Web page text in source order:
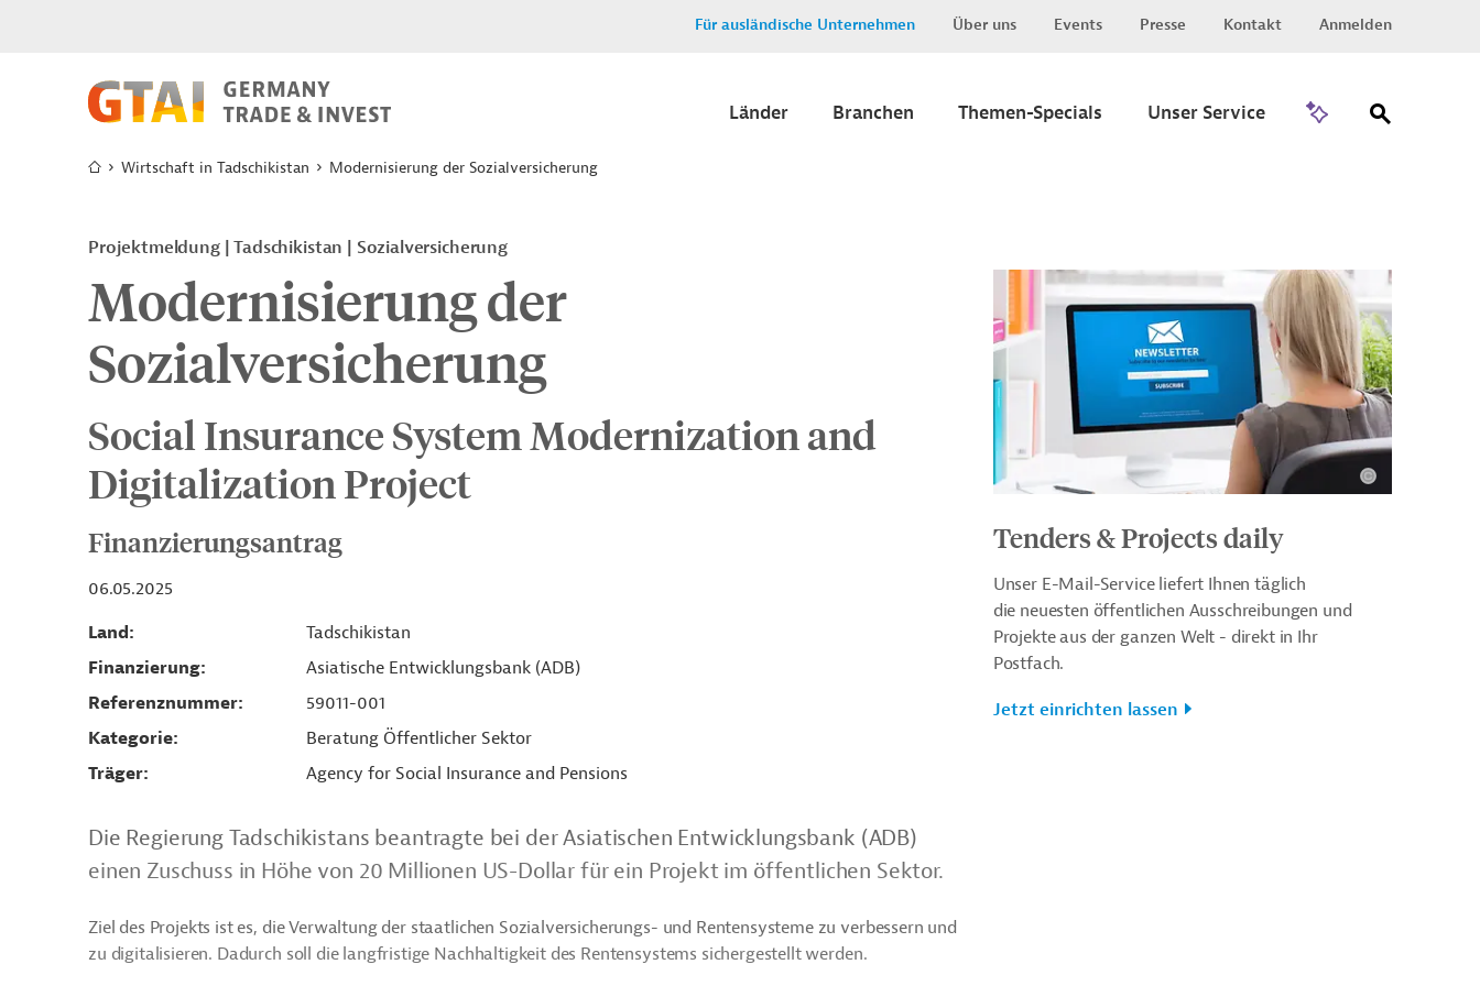
Für ausländische Unternehmen Über uns Events Presse Kontakt Anmelden
Länder Branchen Themen-Specials Unser Service
Wirtschaft in Tadschikistan Modernisierung der Sozialversicherung
Projektmeldung Tadschikistan Sozialversicherung
Modernisierung der
Sozialversicherung
Social Insurance System Modernization and
Digitalization Project
Finanzierungsantrag
06.05.2025
Land
Tadschikistan
Finanzierung
Asiatische Entwicklungsbank (ADB)
Referenznummer
59011-001
Kategorie
Beratung Öffentlicher Sektor
Träger
Agency for Social Insurance and Pensions
Die Regierung Tadschikistans beantragte bei der Asiatischen Entwicklungsbank (ADB)
einen Zuschuss in Höhe von 20 Millionen US-Dollar für ein Projekt im öffentlichen Sektor.
Ziel des Projekts ist es, die Verwaltung der staatlichen Sozialversicherungs- und Rentensysteme zu verbessern und
zu digitalisieren. Dadurch soll die langfristige Nachhaltigkeit des Rentensystems sichergestellt werden.
Tenders & Projects daily
Unser E-Mail-Service liefert Ihnen täglich
die neuesten öffentlichen Ausschreibungen und
Projekte aus der ganzen Welt - direkt in Ihr
Postfach.
Jetzt einrichten lassen